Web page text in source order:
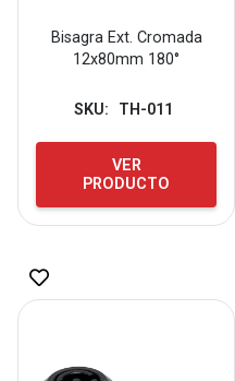
Bisagra Ext. Cromada
12x80mm 180°
SKU: TH-011
VER
PRODUCTO